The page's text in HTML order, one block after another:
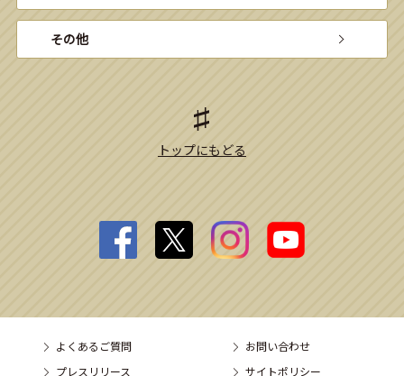
その他
トップにもどる
よくあるご質問
お問い合わせ
プレスリリース
サイトポリシー